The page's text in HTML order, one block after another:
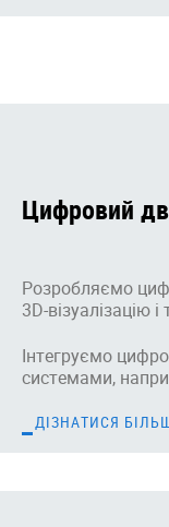
Цифровий
Розробляємо
3D-візуалізацію
Інтегруємо
системами,
ДІЗНАТИСЯ